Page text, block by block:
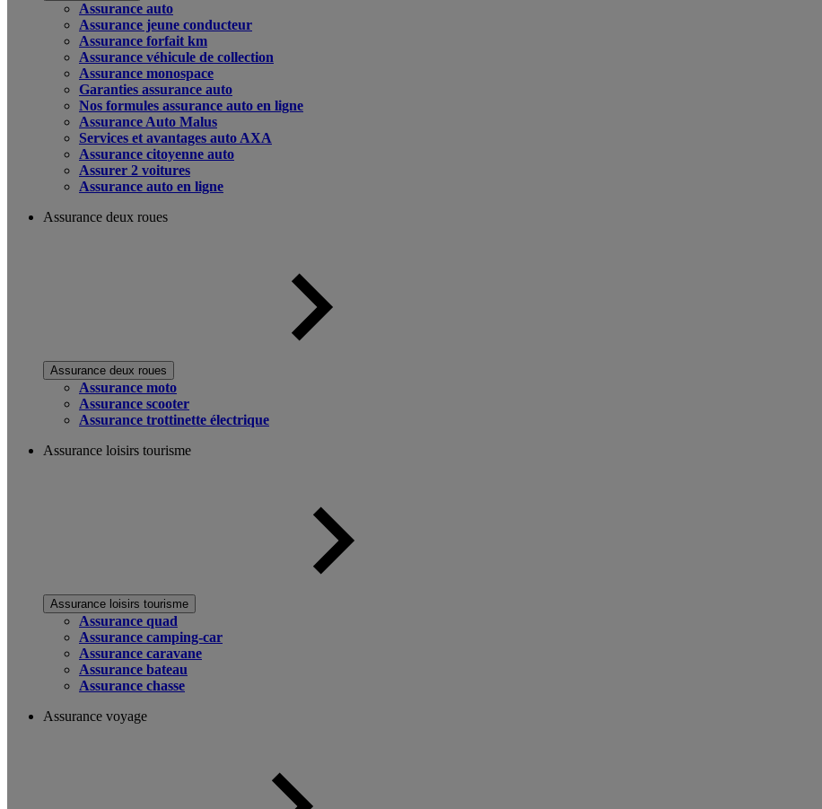
Assurance auto
Assurance jeune conducteur
Assurance forfait km
Assurance véhicule de collection
Assurance monospace
Garanties assurance auto
Nos formules assurance auto en ligne
Assurance Auto Malus
Services et avantages auto AXA
Assurance citoyenne auto
Assurer 2 voitures
Assurance auto en ligne
Assurance deux roues
Assurance deux roues
Assurance moto
Assurance scooter
Assurance trottinette électrique
Assurance loisirs tourisme
Assurance loisirs tourisme
Assurance quad
Assurance camping-car
Assurance caravane
Assurance bateau
Assurance chasse
Assurance voyage